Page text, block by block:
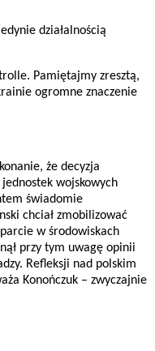
działalnością
Pamiętajmy zresztą,
ogromne znaczenie
że decyzja
wojskowych
świadomie
chciał zmobilizować
w środowiskach
przy tym uwagę opinii
Refleksji nad polskim
Konończuk – zwyczajnie